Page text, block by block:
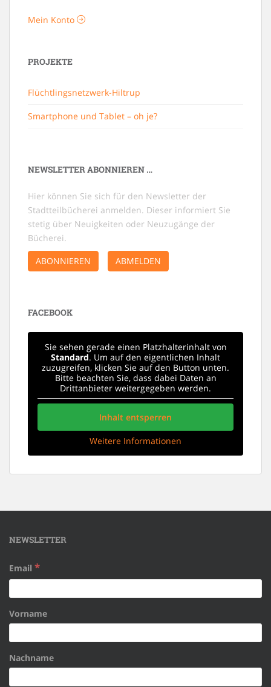
Mein Konto
PROJEKTE
Flüchtlingsnetzwerk-Hiltrup
Smartphone und Tablet – oh je?
NEWSLETTER ABONNIEREN …
Hier können Sie sich für den Newsletter der
Stadtteilbücherei anmelden. Dieser informiert Sie
stetig über Neuigkeiten oder Neuzugänge der
Bücherei.
ABONNIEREN
ABMELDEN
FACEBOOK
Sie sehen gerade einen Platzhalterinhalt von
Standard. Um auf den eigentlichen Inhalt
zuzugreifen, klicken Sie auf den Button unten.
Bitte beachten Sie, dass dabei Daten an
Drittanbieter weitergegeben werden.
Inhalt entsperren
Weitere Informationen
NEWSLETTER
Email *
Vorname
Nachname